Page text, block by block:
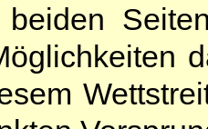
beiden